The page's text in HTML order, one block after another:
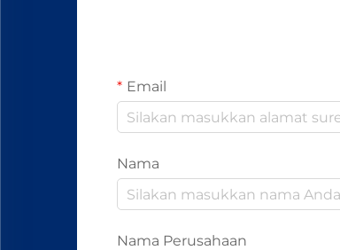
Email
Nama
Nama Perusahaan